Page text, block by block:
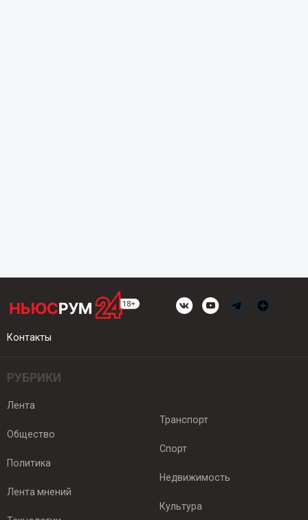
Контакты
РУБРИКИ
Лента
Общество
Политика
Лента мнений
Транспорт
Спорт
Недвижимость
Культура